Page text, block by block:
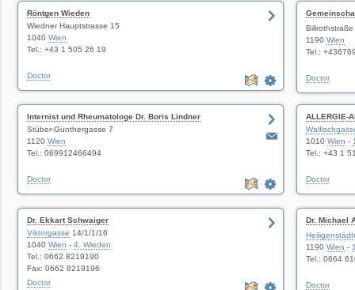
Röntgen Wieden
Wiedner Hauptstrasse 15
1040 Wien
Tel.: +43 1 505 26 19
Doctor
David
1190 Wien
Tel.:
Doctor
Internist und Rheumatologe Dr. Boris Lindner
Stüber-Gunthergasse 7
1120 Wien
Tel.: 069912466494
Doctor
ALLERGIE-
1010 Wien -
Tel.: +43 1
Doctor
Dr. Ekkart Schwaiger
Viktorgasse 14/1/1/16
1040 Wien - 4. Wieden
Tel.: 0662 8219190
Fax: 0662 8219196
Doctor
Dr. Michael
1190 Wien -
Tel.: 0664
Doctor